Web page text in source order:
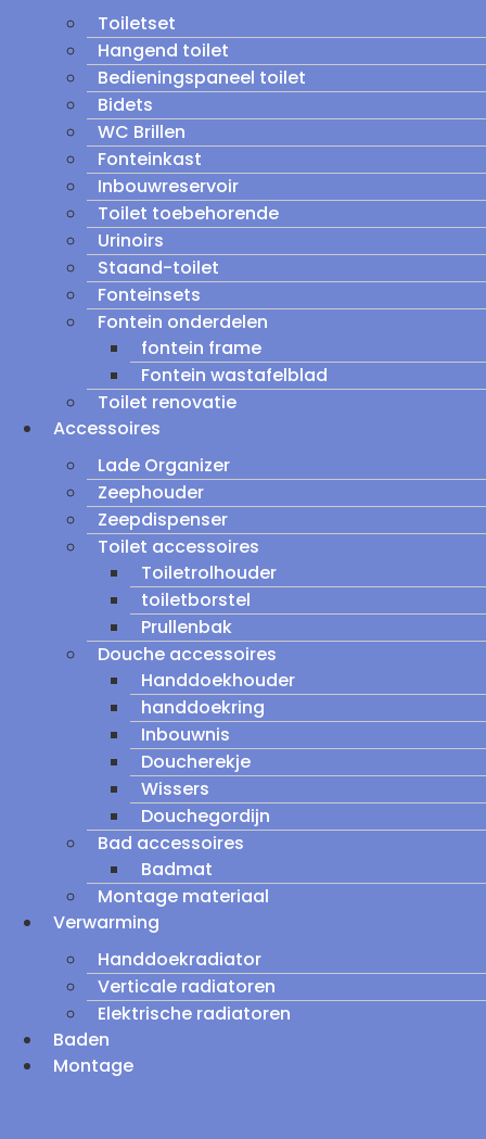
Toiletset
Hangend toilet
Bedieningspaneel toilet
Bidets
WC Brillen
Fonteinkast
Inbouwreservoir
Toilet toebehorende
Urinoirs
Staand-toilet
Fonteinsets
Fontein onderdelen
fontein frame
Fontein wastafelblad
Toilet renovatie
Accessoires
Lade Organizer
Zeephouder
Zeepdispenser
Toilet accessoires
Toiletrolhouder
toiletborstel
Prullenbak
Douche accessoires
Handdoekhouder
handdoekring
Inbouwnis
Doucherekje
Wissers
Douchegordijn
Bad accessoires
Badmat
Montage materiaal
Verwarming
Handdoekradiator
Verticale radiatoren
Elektrische radiatoren
Baden
Montage